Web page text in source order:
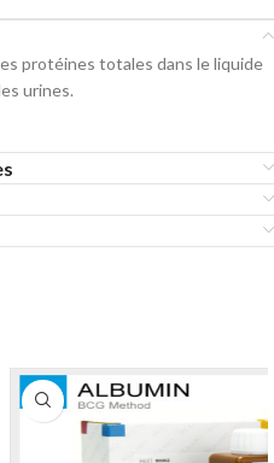
protéines totales dans le liquide
urines.